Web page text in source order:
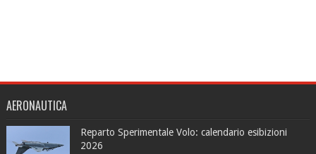
AERONAUTICA
Reparto Sperimentale Volo: calendario esibizioni
2026